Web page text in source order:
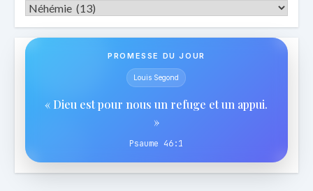
Catégories
PROMESSE DU JOUR
Louis Segond
« Dieu est pour nous un refuge et un appui.
»
Psaume 46:1